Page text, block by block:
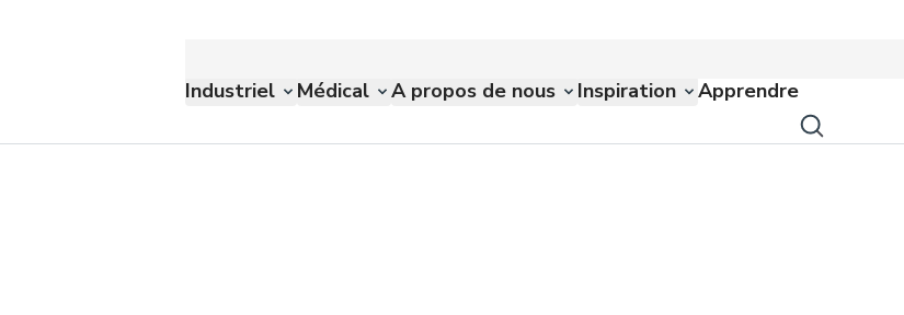
Industriel Médical A propos de nous Inspiration Apprendre